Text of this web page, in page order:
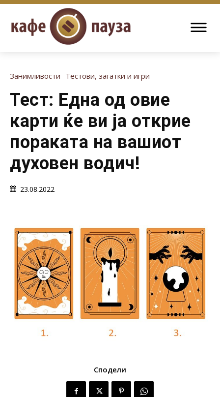
Занимливости Тестови, загатки и игри
Тест: Една од овие
карти ќе ви ја открие
пораката на вашиот
духовен водич!
23.08.2022
Сподели